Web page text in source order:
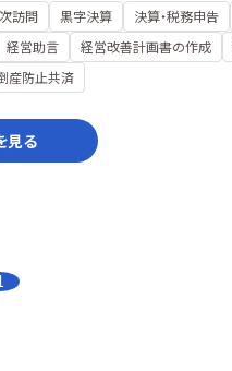
訪問 黒字決算 決算・税務申告
経営助言 経営改善計画書の作成
産防止共済
見る